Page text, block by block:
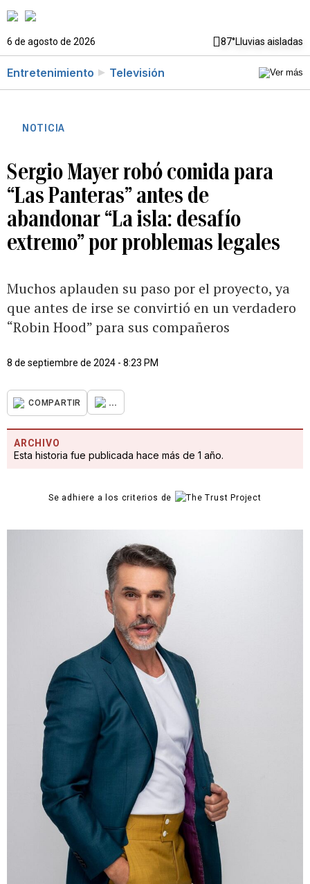
6 de agosto de 2026 87°Lluvias aisladas
Entretenimiento Televisión
NOTICIA
Sergio Mayer robó comida para
“Las Panteras” antes de
abandonar “La isla: desafío
extremo” por problemas legales
Muchos aplauden su paso por el proyecto, ya
que antes de irse se convirtió en un verdadero
“Robin Hood” para sus compañeros
8 de septiembre de 2024 - 8:23 PM
COMPARTIR ...
ARCHIVO
Esta historia fue publicada hace más de 1 año.
Se adhiere a los criterios de